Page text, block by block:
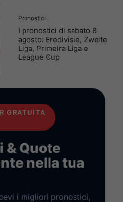
Pronostici
I pronostici di sabato 8
agosto: Eredivisie, Zweite
Liga, Primeira Liga e
League Cup
GRATUITA
& Quote
nella tua
i migliori pronostici,